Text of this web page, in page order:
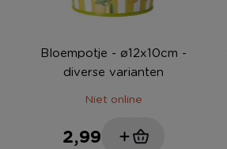
Bloempotje - ø12x10cm -
diverse varianten
Niet online
2,99